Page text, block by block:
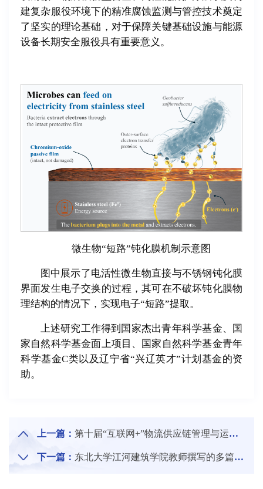
建复杂服役环境下的精准腐蚀监测与管控技术奠定
了坚实的理论基础，对于保障关键基础设施与能源
设备长期安全服役具有重要意义。
微生物“短路”钝化膜机制示意图
图中展示了电活性微生物直接与不锈钢钝化膜
界面发生电子交换的过程，其可在不破坏钝化膜物
理结构的情况下，实现电子“短路”提取。
上述研究工作得到国家杰出青年科学基金、国
家自然科学基金面上项目、国家自然科学基金青年
科学基金C类以及辽宁省“兴辽英才”计划基金的资
助。
上一篇： 第十届“互联网+”物流供应链管理与运作国际研讨会（I+LSCMO）暨国际产学研用合作会议举行
下一篇： 东北大学江河建筑学院教师撰写的多篇咨政建议获全国政协采纳